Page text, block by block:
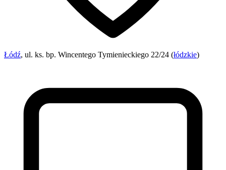
Łódź, ul. ks. bp. Wincentego Tymienieckiego 22/24 (łódzkie)